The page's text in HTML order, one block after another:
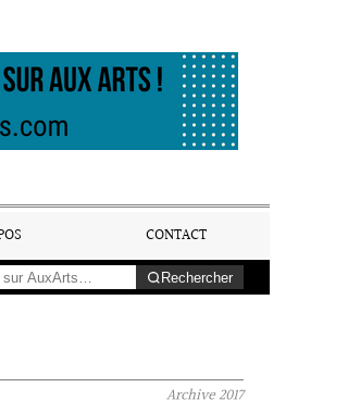
CONTACT
Rechercher